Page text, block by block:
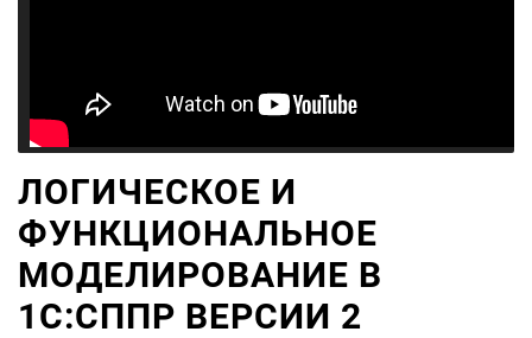
ЛОГИЧЕСКОЕ И
ФУНКЦИОНАЛЬНОЕ
МОДЕЛИРОВАНИЕ В
1С:СППР ВЕРСИИ 2